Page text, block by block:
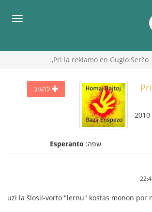
Pri la reklamo en Guglo Serĉo,
להגיב
שפה: Esperanto
uzi la ŝlosil-vorto "lernu" kostas monon por